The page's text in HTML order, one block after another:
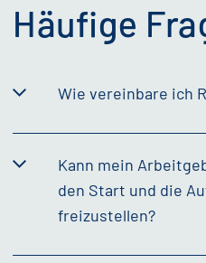
Häufige
Wie vereinbare ich
Kann mein
den Start und die
freizustellen?